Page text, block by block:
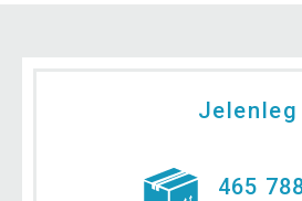
Jelenleg
465